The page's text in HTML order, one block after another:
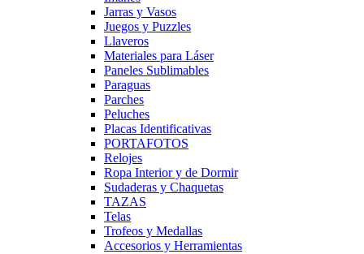
Jarras y Vasos
Juegos y Puzzles
Llaveros
Materiales para Láser
Paneles Sublimables
Paraguas
Parches
Peluches
Placas Identificativas
PORTAFOTOS
Relojes
Ropa Interior y de Dormir
Sudaderas y Chaquetas
TAZAS
Telas
Trofeos y Medallas
Accesorios y Herramientas